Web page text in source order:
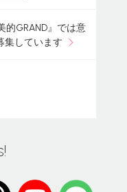
的GRAND』では意
集しています